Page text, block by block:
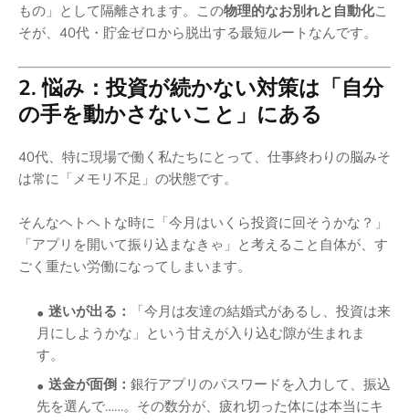
もの」として隔離されます。この物理的なお別れと自動化こ
そが、40代・貯金ゼロから脱出する最短ルートなんです。
2. 悩み：投資が続かない対策は「自分
の手を動かさないこと」にある
40代、特に現場で働く私たちにとって、仕事終わりの脳みそ
は常に「メモリ不足」の状態です。
そんなヘトヘトな時に「今月はいくら投資に回そうかな？」
「アプリを開いて振り込まなきゃ」と考えること自体が、す
ごく重たい労働になってしまいます。
迷いが出る：
「今月は友達の結婚式があるし、投資は来
月にしようかな」という甘えが入り込む隙が生まれま
す。
送金が面倒： 銀行アプリのパスワードを入力して、振込
先を選んで……。その数分が、疲れ切った体には本当にキ